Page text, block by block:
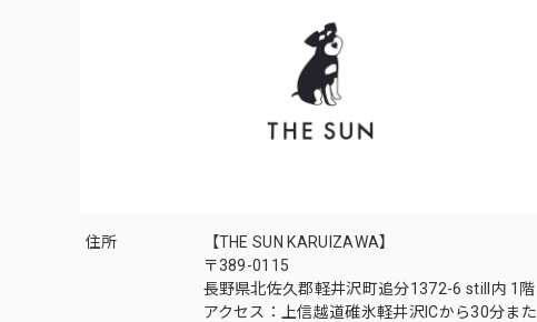
住所
【THE SUN KARUIZAWA】
〒389-0115
長野県北佐久郡軽井沢町追分1372-6 still内 1階
アクセス：上信越道碓氷軽井沢ICから30分また